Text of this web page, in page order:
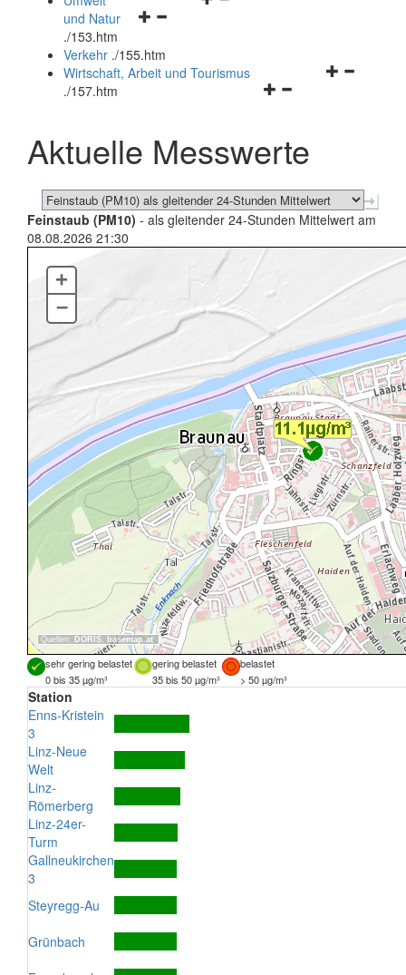
Navigationsmenü
und
schließen
und Natur
./153.htm
Verkehr ./155.htm
Navigationsmenü
schließen
Wirtschaft, Arbeit und Tourismus
./157.htm
Aktuelle Messwerte
Feinstaub (PM10) - als gleitender 24-Stunden Mittelwert am
08.08.2026 21:30
Quellen: DORIS, basemap.at
+
–
sehr gering belastet gering belastet
belastet
0 bis 35 µg/m³
35 bis 50 µg/m³ > 50 µg/m³
Station
Enns-Kristein
3
Linz-Neue
Welt
Linz-
Römerberg
Linz-24er-
Turm
Gallneukirchen
3
Steyregg-Au
Grünbach